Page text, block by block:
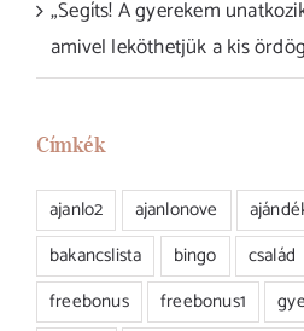
„Segíts! A gyerekem
amivel leköthetjük a kis
Címkék
ajanlo2 ajanlonove
bakancslista
bingo család
freebonus
freebonus1